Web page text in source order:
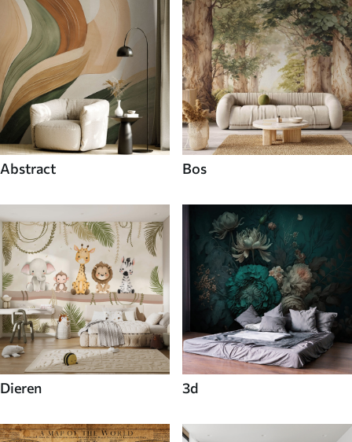
Abstract Bos
Dieren 3d